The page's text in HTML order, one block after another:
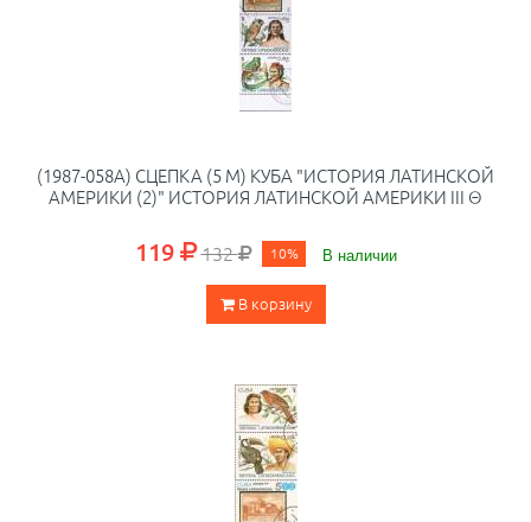
(1987-058A) СЦЕПКА (5 М) КУБА "ИСТОРИЯ ЛАТИНСКОЙ
АМЕРИКИ (2)" ИСТОРИЯ ЛАТИНСКОЙ АМЕРИКИ III Θ
119 132 10% В наличии
В корзину